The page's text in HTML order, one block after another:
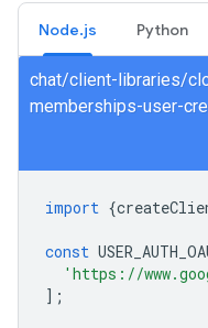
Node.js Python
chat/client-libraries/
memberships-user-
import {
const
'https://
];